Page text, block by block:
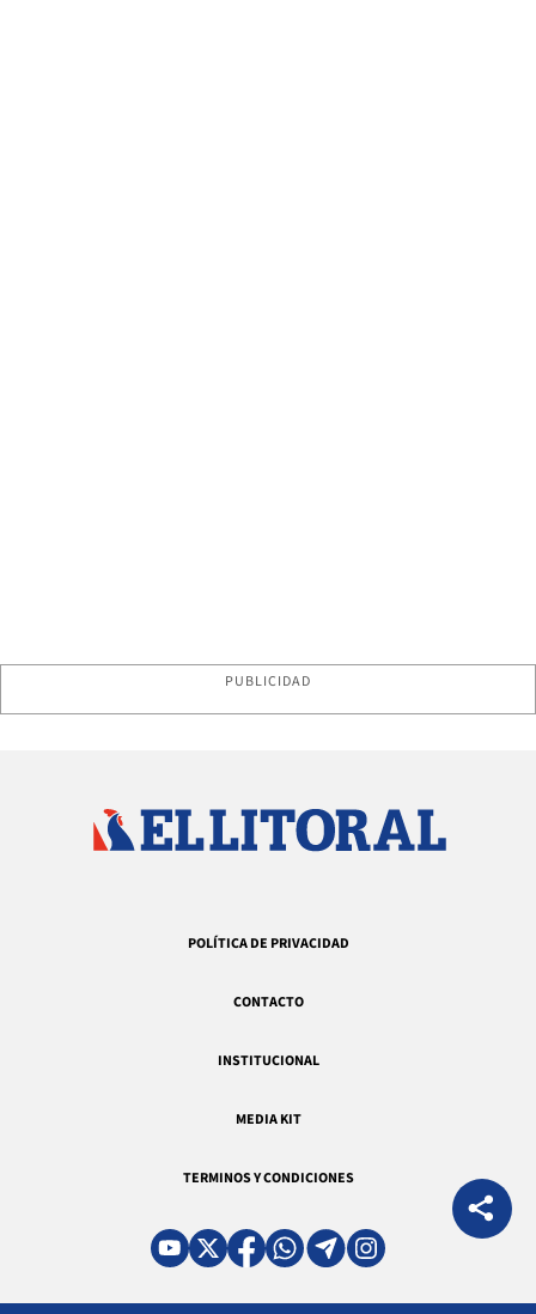
PUBLICIDAD
POLÍTICA DE PRIVACIDAD
CONTACTO
INSTITUCIONAL
MEDIA KIT
TERMINOS Y CONDICIONES